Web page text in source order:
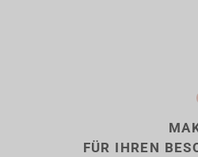
FÜR IHREN